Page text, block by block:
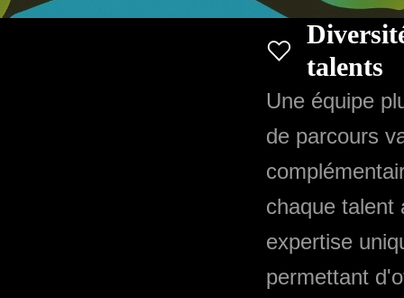
talents
Une équipe
de parcours
chaque talent
expertise
permettant